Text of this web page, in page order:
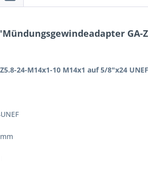
GA-
24-M14x1-10 M14x1 auf 5/8"x24 UNEF